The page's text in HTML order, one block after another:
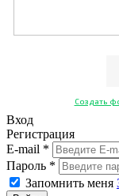
Создать
Вход
Регистрация
E-mail *
Пароль *
Запомнить меня